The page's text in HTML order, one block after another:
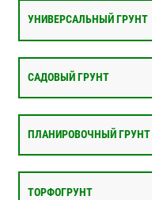
УНИВЕРСАЛЬНЫЙ ГРУНТ
САДОВЫЙ ГРУНТ
ПЛАНИРОВОЧНЫЙ ГРУНТ
ТОРФОГРУНТ